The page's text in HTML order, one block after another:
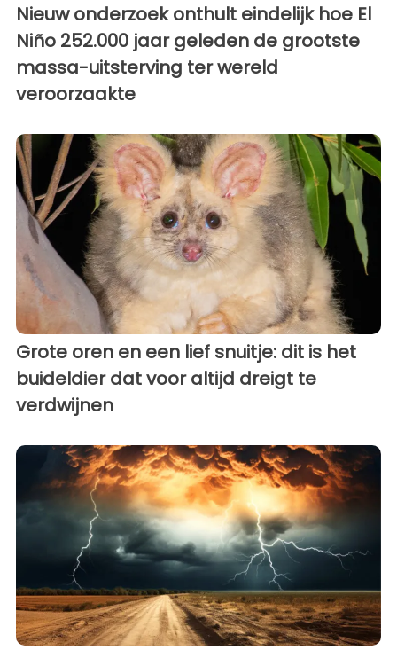
Nieuw onderzoek onthult eindelijk hoe El
Niño 252.000 jaar geleden de grootste
massa-uitsterving ter wereld
veroorzaakte
Grote oren en een lief snuitje: dit is het
buideldier dat voor altijd dreigt te
verdwijnen